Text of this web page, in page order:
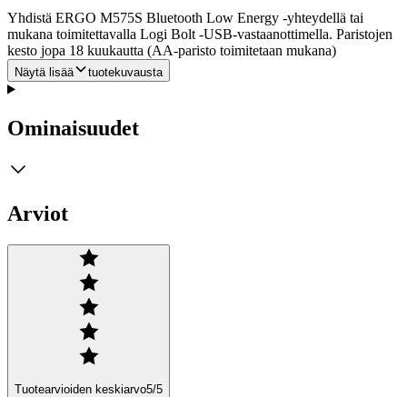
Yhdistä ERGO M575S Bluetooth Low Energy -yhteydellä tai
mukana toimitettavalla Logi Bolt -USB-vastaanottimella. Paristojen
kesto jopa 18 kuukautta (AA-paristo toimitetaan mukana)
Näytä lisää tuotekuvausta
Ominaisuudet
Arviot
Tuotearvioiden keskiarvo5/5